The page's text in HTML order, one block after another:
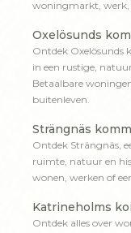
woningmarkt, werk,
Oxelösunds
Ontdek Oxelösunds
in een rustige,
Betaalbare
buitenleven.
Strängnäs
Ontdek Strängnäs,
ruimte, natuur en
wonen, werken of
Katrineholms
Ontdek alles over